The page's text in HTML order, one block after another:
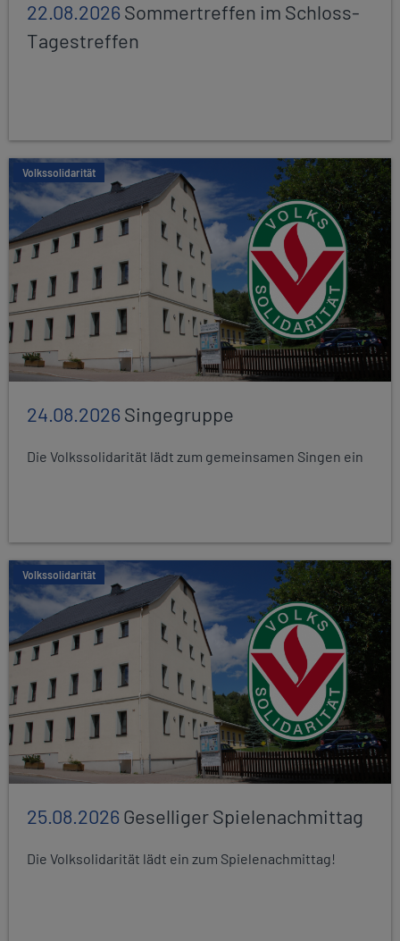
22.08.2026Sommertreffen im Schloss-
Tagestreffen
Volkssolidarität
24.08.2026Singegruppe
Die Volkssolidarität lädt zum gemeinsamen Singen ein
Volkssolidarität
25.08.2026Geselliger Spielenachmittag
Die Volksolidarität lädt ein zum Spielenachmittag!